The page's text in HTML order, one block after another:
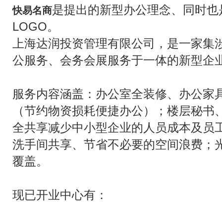
快易名商是提出的新型办公理念、同时
LOGO。
上海达润投资管理有限公司，是一家
公服务、会务会展服务于一体的新型企
服务内容涵盖：办公室全装修、办公家
（节约物资损耗便捷办公）；楼层秘
全共享减少中小型企业的人员成本及员
洗手间共享、节省不必要的空间浪费；
覆盖。
现已开业中心有：